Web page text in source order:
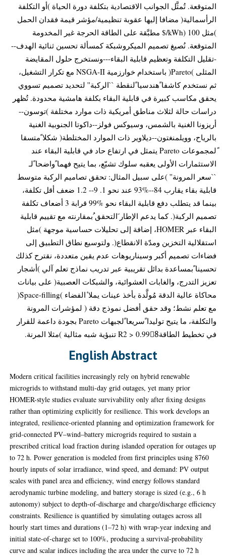
المتوقعة. تُمثَّل الجوانب الاقتصادية بتكلفة دورة الحياة )أو التكلفة
الرأسمالية( مضافا إليها عقوبة تنظيمية/مؤشر قيمة فقدان الحمل
)مثل kWh) 100/$ مطبَّقة على الطاقة الحرجة غير المخدومة
المتوقعة. نُصيغ تصميم الميكروشبكة كمسألة تحسين ثنائية الهدف--
-تقليل التكلفة وتعظيم قابلية البقاء---ونستخرج حلول المقايضة
المثلى )Pareto( باستخدام خوارزمية NSGA-II مع تكرار التشغيل،
ثم نستخدم كاشفا ًهندسيا ًلنقطة ``الركبة'' لتحديد تصميم تسووي
يحقق مكاسب كبيرة في قابلية البقاء بكلفة هامشية محدودة. تُظهر
دراسات حالة لثلاث مناطق أمريكية ذات موارد مختلفة )توسون--
أريزونا الغنية بالشمس، وسيوكس فولز--داكوتا الجنوبية الغنية
بالرياح، وويلمنغتون--ديلاوير ذات الموارد المختلطة( شكلا ًمتسقا
ًلمجموعات Pareto يتمثل في ارتفاع حاد في قابلية البقاء عند
الاستثمارات الأولى يعقبه سلوك تشبّع، بما يتيح فهما ًواضحا ًلـ
``سعر المرونة'' )على سبيل المثال: تحقق تصاميم الركبة متوسط
قابلية بقاء يقارب 84--%93 عند نحو 1. 9-- 1.2 ضعف أقل تكلفة،
بينما قد يتطلب دفع قابلية البقاء نحو %99 قرابة 3 أضعاف تكلفة
تصميم الركبة(. كما يدعم الإطار َالتحقق ُبمقارنته مع تقييم قابلية
البقاء عبر HOMER، إضافة إلى تحليلات حساسية موجهة )مثل
استقلالية التخزين ومدّة الانقطاع(. ولتوسيع نطاق التطبيق إلى
فضاءات تصميم أكبر وسيناريوهات عدم يقين متعددة، نقترح كذلك
تحسينا ًبمساعدة بدائل تقريبية عبر تدريب نماذج تعلم آلي )أشجار
تعزيز التدرج، والغابات العشوائية، والشبكات العصبية( على بيانات
محاكاة عالية الدقة مُولَّدة بأخذ عينات يملا ٔالفضاء )Space-filling(
مع تعلم نشط؛ وقد حقق أفضل نموذج دقة ( لمؤشرات المرونة
والتكلفة، ما يتيح توليدا ًسريعا ًلجبهات Pareto بجودة داعمة للقرار
في تخطيط الطاقةR2 > 0.998ً تنبؤية شبه مثالية )مثلا المرنة.
English Abstract
Modern critical facilities increasingly rely on hybrid renewable
microgrids to withstand multi-day grid outages, yet many prior
HOMER-style studies evaluate survivability only after fixing designs
rather than optimizing explicitly for resilience. This work develops an
integrated, resilience-oriented planning and optimization framework for
grid-connected PV–wind–battery microgrids required to sustain a
prescribed critical load fraction during islanded operation for outages up
to 72 h. Power generation is modeled from first principles using 8760
hourly inputs of solar irradiance, wind speed, and demand: PV output
scales with panel area and efficiency, wind energy follows standard
aerodynamic turbine modeling, and battery storage is sized (e.g., 6 h
autonomy) subject to depth-of-discharge and charge/discharge efficiency
constraints. Resilience is quantified by simulating outages across all
hourly start times and durations (1–72 h) with wrap-year indexing and
initial state-of-charge set to 100%, producing a survival-probability
curve and scalar indices including the area under the curve to 72 h